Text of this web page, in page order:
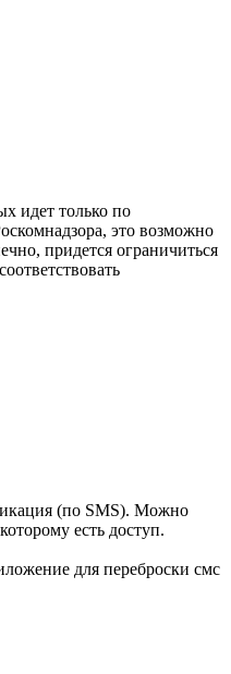
идет только по
это возможно
придется ограничиться
(по SMS). Можно
есть доступ.
для переброски смс